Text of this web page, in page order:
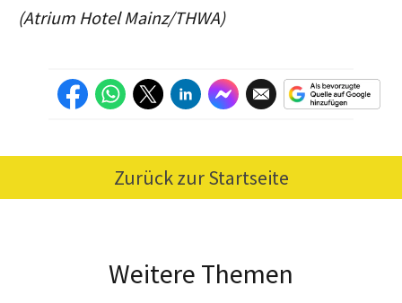
(Atrium Hotel Mainz/THWA)
Zurück zur Startseite
Weitere Themen